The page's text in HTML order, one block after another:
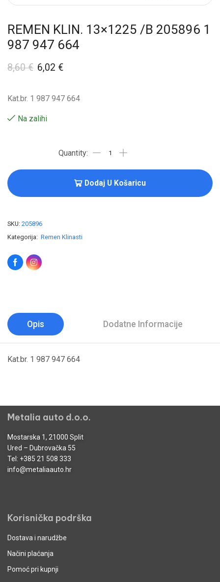
REMEN KLIN. 13×1225 /B 205896 1
987 947 664
8,60€ 6,02 €
Kat.br. 1 987 947 664
Na zalihi
Dodaj U Košaricu
SKU: 205896
Kategorija: Remen Klinasti
Opis Dodatne Informacije
Kat.br. 1 987 947 664
Metalia auto d.o.o.
Mostarska 1, 21000 Split
Ured – Dubrovačka 55
Tel: +385 21 508 333
info@metaliaauto.hr
Korisnička podrška
Dostava i narudžbe
Načini plaćanja
Pomoć pri kupnji